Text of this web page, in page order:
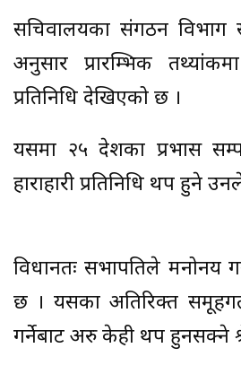
सचिवालयका संगठन विभाग
अनुसार प्रारम्भिक
प्रतिनिधि देखिएको छ ।
यसमा २५ देशका प्रभास
हाराहारी प्रतिनिधि थप हुने
विधानतः सभापतिले मनोनय
छ । यसका अतिरिक्त समूहगत
गर्नेबाट अरु केही थप हुनसक्ने